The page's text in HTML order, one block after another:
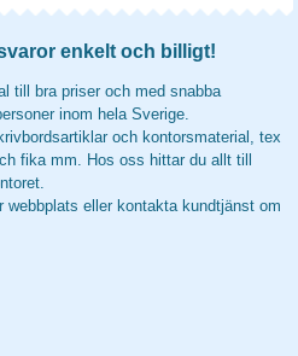
enkelt och billigt!
till bra priser och med snabba
inom hela Sverige.
och kontorsmaterial, tex
fika mm. Hos oss hittar du allt till
eller kontakta kundtjänst om